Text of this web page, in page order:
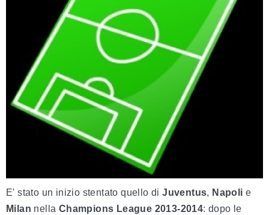
E' stato un inizio stentato quello diJuventus, Napoli e
Milan nella Champions League 2013-2014: dopo le